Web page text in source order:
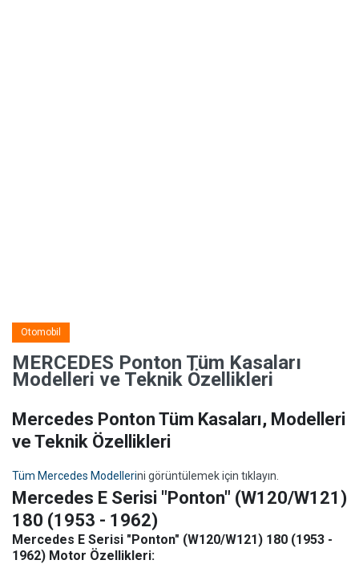
Otomobil
MERCEDES Ponton Tüm Kasaları
Modelleri ve Teknik Özellikleri
Mercedes Ponton Tüm Kasaları, Modelleri
ve Teknik Özellikleri
Tüm Mercedes Modellerini görüntülemek için tıklayın.
Mercedes E Serisi "Ponton" (W120/W121)
180 (1953 - 1962)
Mercedes E Serisi "Ponton" (W120/W121) 180 (1953 -
1962) Motor Özellikleri: